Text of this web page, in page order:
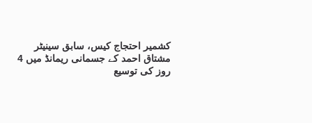
کشمیر احتجاج کیس، سابق سینیٹر
مشتاق احمد کے جسمانی ریمانڈ میں 4
روز کی توسیع